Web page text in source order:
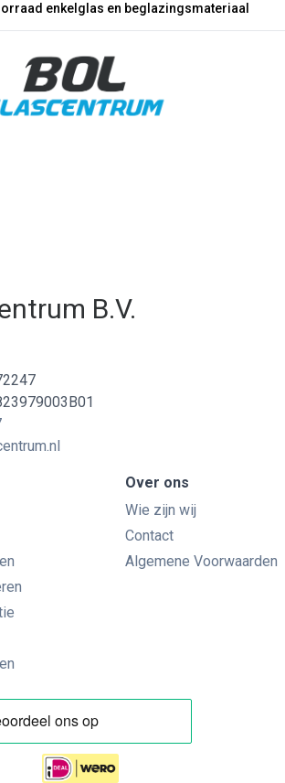
Onze unieke verkoopargumenten
enkelglas en beglazingsmateriaal
B.V.
Over ons
Wie zijn wij
Contact
Algemene Voorwaarden